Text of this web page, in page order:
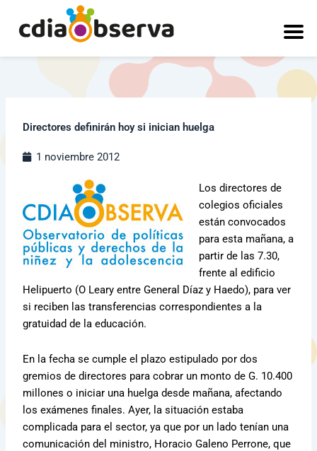
contenido
Directores definirán hoy si inician huelga
1 noviembre 2012
Los directores de
colegios oficiales
están convocados
para esta mañana, a
partir de las 7.30,
frente al edificio
Helipuerto (O Leary entre General Díaz y Haedo), para ver
si reciben las transferencias correspondientes a la
gratuidad de la educación.
En la fecha se cumple el plazo estipulado por dos
gremios de directores para cobrar un monto de G. 10.400
millones o iniciar una huelga desde mañana, afectando
los exámenes finales. Ayer, la situación estaba
complicada para el sector, ya que por un lado tenían una
comunicación del ministro, Horacio Galeno Perrone, que